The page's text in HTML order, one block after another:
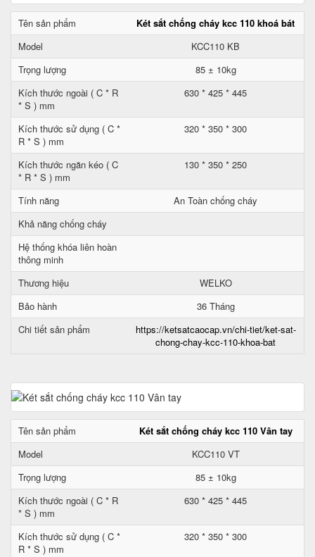
Tên sản phẩm
Két sắt chống cháy kcc 110 khoá bát
Model
KCC110 KB
Trọng lượng
85 ± 10kg
Kích thước ngoài ( C * R
* S ) mm
630 * 425 * 445
Kích thước sử dụng ( C *
R * S ) mm
320 * 350 * 300
Kích thước ngăn kéo ( C
* R * S ) mm
130 * 350 * 250
Tính năng
An Toàn chống cháy
Khả năng chống cháy
Hệ thống khóa liên hoàn
thông minh
Thương hiệu
WELKO
Bảo hành
36 Tháng
Chi tiết sản phẩm
https://ketsatcaocap.vn/chi-tiet/ket-sat-
chong-chay-kcc-110-khoa-bat
Tên sản phẩm
Két sắt chống cháy kcc 110 Vân tay
Model
KCC110 VT
Trọng lượng
85 ± 10kg
Kích thước ngoài ( C * R
* S ) mm
630 * 425 * 445
Kích thước sử dụng ( C *
R * S ) mm
320 * 350 * 300